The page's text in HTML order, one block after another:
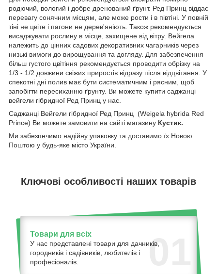
родючий, вологий і добре дренований ґрунт. Ред Принц віддає
перевагу сонячним місцям, але може рости і в півтіні. У повній
тіні не цвіте і пагони не дерев'яніють. Також рекомендується
висаджувати рослину в місце, захищене від вітру. Вейгела
належить до цінних садових декоративних чагарників через
низькі вимоги до вирощування та догляду. Для забезпечення
більш густого цвітіння рекомендується проводити обрізку на
1/3 - 1/2 довжини свіжих приростів відразу після відцвітання. У
спекотні дні полив має бути систематичним і рясним, щоб
запобігти пересиханню ґрунту. Ви можете купити саджанці
вейгели гібридної Ред Принц у нас.
Саджанці Вейгели гібридної Ред Принц (Weigela hybrida Red
Prince) Ви можете замовити на сайті магазину Кустик.
Ми забезпечимо надійну упаковку та доставимо їх Новою
Поштою у будь-яке місто України.
Ключові особливості наших товарів
01
Товари для всіх
У нас представлені товари для дачників,
городників і садівників, любителів і
професіоналів.